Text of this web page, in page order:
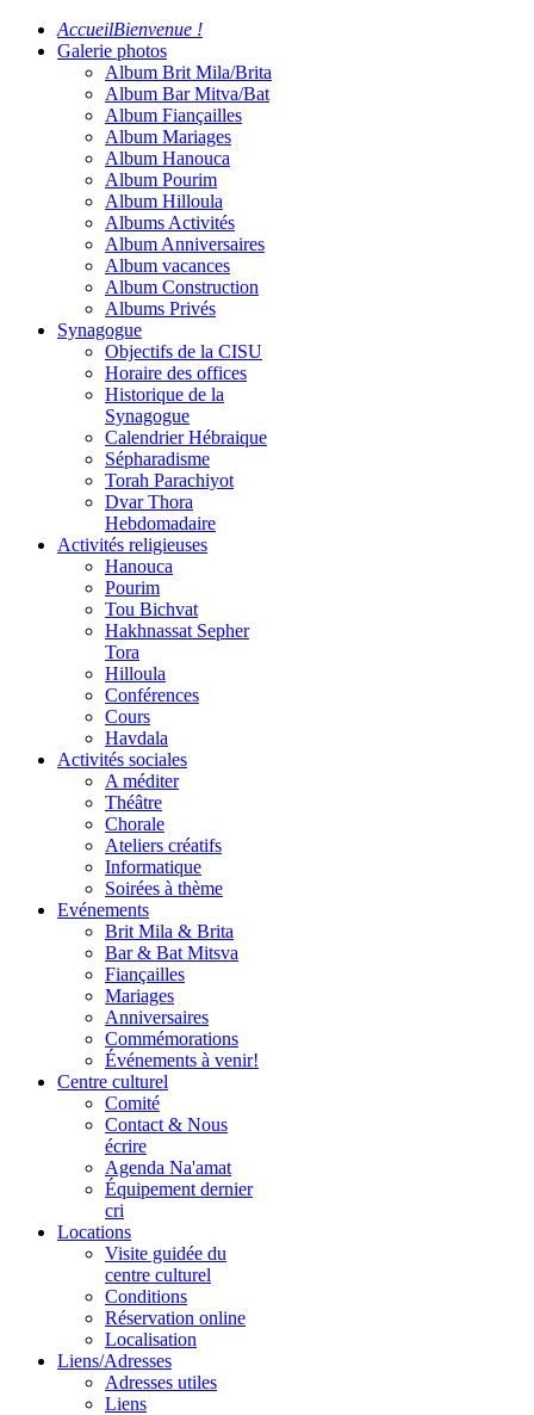
AccueilBienvenue !
Galerie photos
Album Brit Mila/Brita
Album Bar Mitva/Bat
Album Fiançailles
Album Mariages
Album Hanouca
Album Pourim
Album Hilloula
Albums Activités
Album Anniversaires
Album vacances
Album Construction
Albums Privés
Synagogue
Objectifs de la CISU
Horaire des offices
Historique de la
Synagogue
Calendrier Hébraique
Sépharadisme
Torah Parachiyot
Dvar Thora
Hebdomadaire
Activités religieuses
Hanouca
Pourim
Tou Bichvat
Hakhnassat Sepher
Tora
Hilloula
Conférences
Cours
Havdala
Activités sociales
A méditer
Théâtre
Chorale
Ateliers créatifs
Informatique
Soirées à thème
Evénements
Brit Mila & Brita
Bar & Bat Mitsva
Fiançailles
Mariages
Anniversaires
Commémorations
Événements à venir!
Centre culturel
Comité
Contact & Nous
écrire
Agenda Na'amat
Équipement dernier
cri
Locations
Visite guidée du
centre culturel
Conditions
Réservation online
Localisation
Liens/Adresses
Adresses utiles
Liens